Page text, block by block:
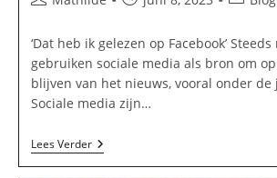
op:
‘Dat heb ik gelezen op Facebook’
gebruiken sociale media als bron om
blijven van het nieuws, vooral onder de
Sociale media zijn…
Lees VerderDe
Impact